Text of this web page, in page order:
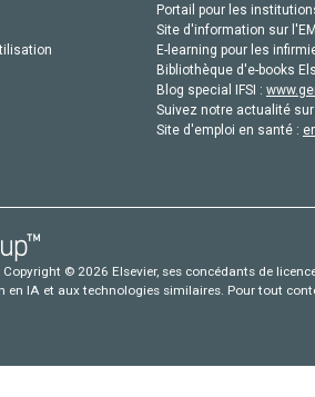
Portail pour les
Site d'information sur
E-learning pour les
Bibliothèque d'e-books
Blog special IFSI :
Suivez notre actualité
Site d'emploi en santé :
© 2026 Elsevier, ses concédants de
en IA et aux technologies similaires. Pour tout